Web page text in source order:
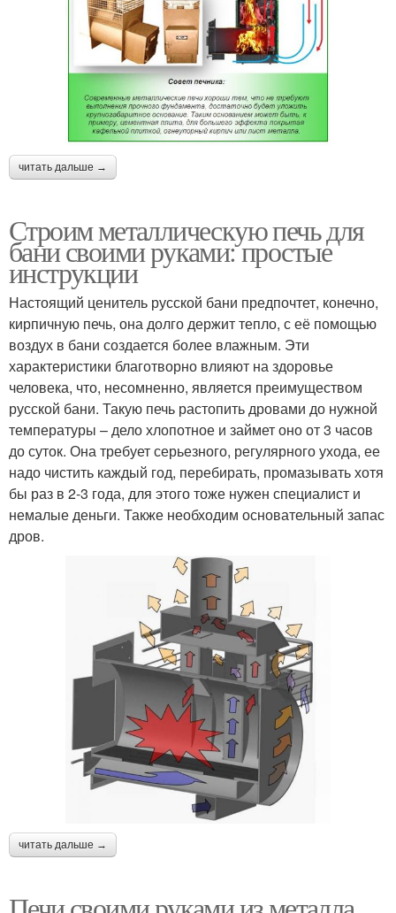
читать дальше →
Строим металлическую печь для
бани своими руками: простые
инструкции
Настоящий ценитель русской бани предпочтет, конечно,
кирпичную печь, она долго держит тепло, с её помощью
воздух в бани создается более влажным. Эти
характеристики благотворно влияют на здоровье
человека, что, несомненно, является преимуществом
русской бани. Такую печь растопить дровами до нужной
температуры – дело хлопотное и займет оно от 3 часов
до суток. Она требует серьезного, регулярного ухода, ее
надо чистить каждый год, перебирать, промазывать хотя
бы раз в 2-3 года, для этого тоже нужен специалист и
немалые деньги. Также необходим основательный запас
дров.
читать дальше →